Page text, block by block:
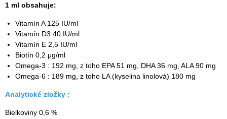
1 ml obsahuje:
Vitamín A 125 IU/ml
Vitamín D3 40 IU/ml
Vitamín E 2,5 IU/ml
Biotín 0,2 μg/ml
Omega-3 : 192 mg, z toho EPA 51 mg, DHA 36 mg, ALA 90 mg
Omega-6 : 189 mg, z toho LA (kyselina linolová) 180 mg
Analytické zložky :
Bielkoviny 0,6 %